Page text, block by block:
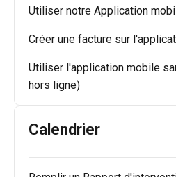
Utiliser notre Application
Créer une facture sur
Utiliser l'application mobile
hors ligne)
Calendrier